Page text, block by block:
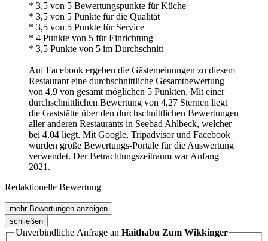
* 3,5 von 5 Bewertungspunkte für Küche
* 3,5 von 5 Punkte für die Qualität
* 3,5 von 5 Punkte für Service
* 4 Punkte von 5 für Einrichtung
* 3,5 Punkte von 5 im Durchschnitt
Auf Facebook ergeben die Gästemeinungen zu diesem
Restaurant eine durchschnittliche Gesamtbewertung
von 4,9 von gesamt möglichen 5 Punkten. Mit einer
durchschnittlichen Bewertung von 4,27 Sternen liegt
die Gaststätte über den durchschnittlichen Bewertungen
aller anderen Restaurants in Seebad Ahlbeck, welcher
bei 4,04 liegt. Mit Google, Tripadvisor und Facebook
wurden große Bewertungs-Portale für die Auswertung
verwendet. Der Betrachtungszeitraum war Anfang
2021.
Redaktionelle Bewertung
mehr Bewertungen anzeigen
schließen
Unverbindliche Anfrage an Haithabu Zum Wikkinger